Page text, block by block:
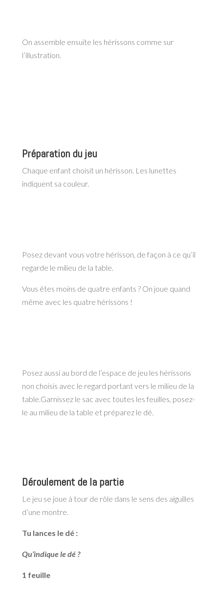
On assemble ensuite les hérissons comme sur
l’illustration.
Préparation du jeu
Chaque enfant choisit un hérisson. Les lunettes
indiquent sa couleur.
Posez devant vous votre hérisson, de façon à ce qu’il
regarde le milieu de la table.
Vous êtes moins de quatre enfants ? On joue quand
même avec les quatre hérissons !
Posez aussi au bord de l’espace de jeu les hérissons
non choisis avec le regard portant vers le milieu de la
table.Garnissez le sac avec toutes les feuilles, posez-
le au milieu de la table et préparez le dé.
Déroulement de la partie
Le jeu se joue à tour de rôle dans le sens des aiguilles
d’une montre.
Tu lances le dé :
Qu’indique le dé ?
1 feuille